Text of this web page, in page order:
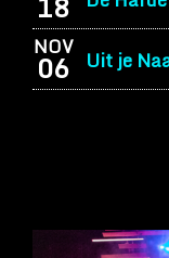
NOV
06 Uit je